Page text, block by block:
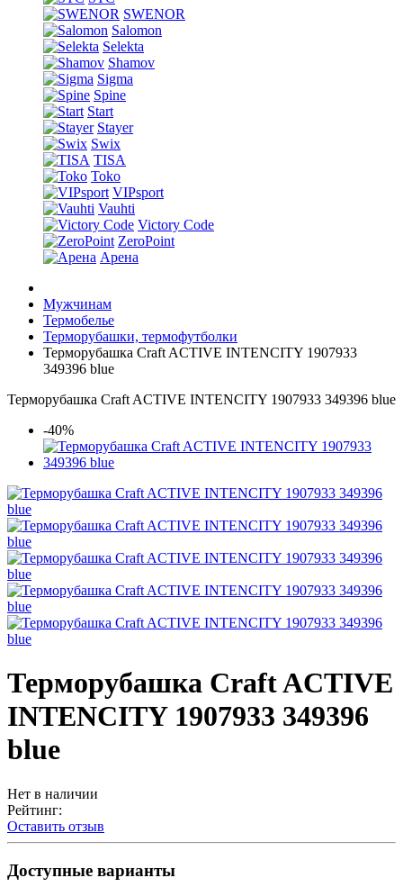
SWENOR
Salomon
Selekta
Shamov
Sigma
Spine
Start
Stayer
Swix
TISA
Toko
VIPsport
Vauhti
Victory Code
ZeroPoint
Арена
Мужчинам
Термобелье
Терморубашки, термофутболки
Терморубашка Craft ACTIVE INTENCITY 1907933
349396 blue
Терморубашка Craft ACTIVE INTENCITY 1907933 349396 blue
-40%
Терморубашка Craft ACTIVE
INTENCITY 1907933 349396
blue
Нет в наличии
Рейтинг:
Оставить отзыв
Доступные варианты